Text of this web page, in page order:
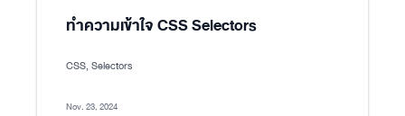
ทำความเข้าใจ CSS Selectors
CSS, Selectors
Nov. 23, 2024